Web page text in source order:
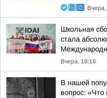
Школьная
стала
Вчера, 18:16
В нашей
вопрос: «Что